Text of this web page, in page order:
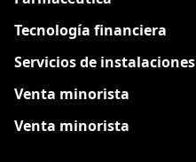
Tecnología financiera
Servicios de instalaciones
Venta minorista
Venta minorista